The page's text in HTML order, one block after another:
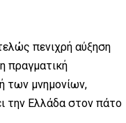
πενιχρή αύξηση
πραγματική
των μνημονίων,
την Ελλάδα στον πάτο